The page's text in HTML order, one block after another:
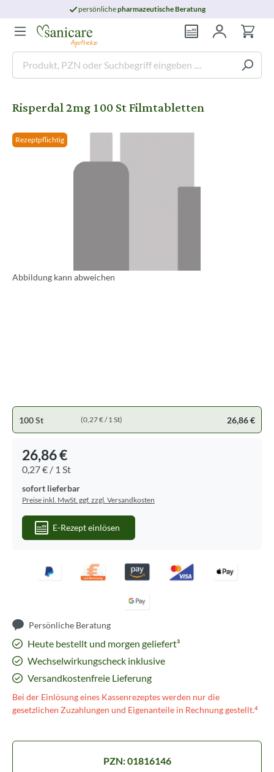
persönlichepharmazeutische Beratung
Risperdal 2mg 100 St Filmtabletten
Rezeptpflichtig
Abbildung kann abweichen
100 St (0,27 € / 1 St) 26,86 €
26,86 €
0,27 € / 1 St
sofort lieferbar
Preise inkl. MwSt. ggf. zzgl. Versandkosten
E-Rezept einlösen
Persönliche Beratung
Heute bestellt und morgen geliefert³
Wechselwirkungscheck inklusive
Versandkostenfreie Lieferung
Bei der Einlösung eines Kassenrezeptes werden nur die
gesetzlichen Zuzahlungen und Eigenanteile in Rechnung gestellt.⁴
PZN: 01816146